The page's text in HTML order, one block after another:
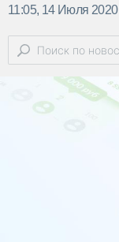
11:05, 14 Июля 2020